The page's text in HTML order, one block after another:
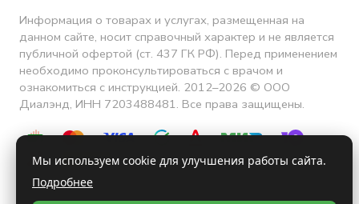
Информация о товарах и услугах, размещенная на
данном сайте, носит справочный характер и не является
публичной офертой (ст. 437 ГК РФ). Перед применением
необходимо проконсультироваться с врачом и
ознакомиться с инструкцией. 2012–2026 © ООО
Диалэнд, ИНН 7203488481. Все права защищены.
Конфиденциальность
Мы используем cookie для улучшения работы сайта.
Подробнее